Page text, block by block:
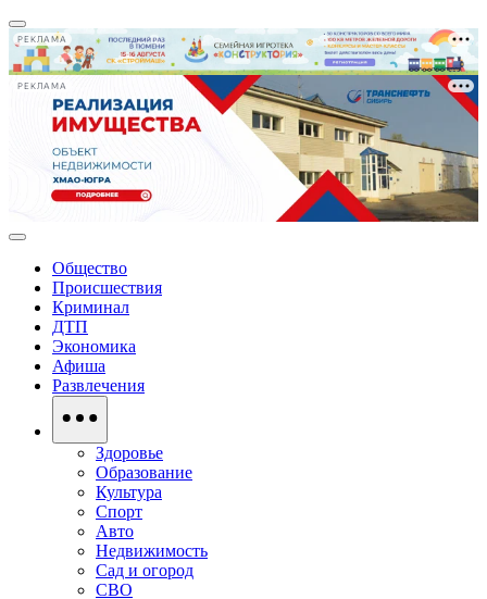
РЕКЛАМА
РЕКЛАМА
Общество
Происшествия
Криминал
ДТП
Экономика
Афиша
Развлечения
Здоровье
Образование
Культура
Спорт
Авто
Недвижимость
Сад и огород
СВО